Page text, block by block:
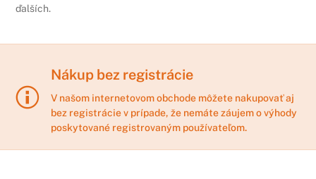
ďalších.
Nákup bez registrácie
V našom internetovom obchode môžete nakupovať aj
bez registrácie v prípade, že nemáte záujem o výhody
poskytované registrovaným používateľom.